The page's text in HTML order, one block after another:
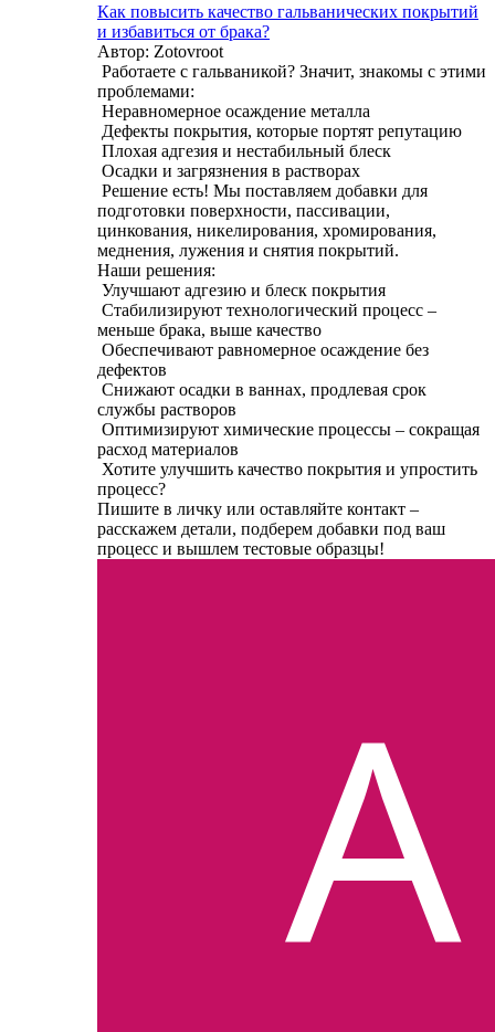
Как повысить качество гальванических покрытий
и избавиться от брака?
Автор: Zotovroot
Работаете с гальваникой? Значит, знакомы с этими
проблемами:
Неравномерное осаждение металла
Дефекты покрытия, которые портят репутацию
Плохая адгезия и нестабильный блеск
Осадки и загрязнения в растворах
Решение есть! Мы поставляем добавки для
подготовки поверхности, пассивации,
цинкования, никелирования, хромирования,
меднения, лужения и снятия покрытий.
Наши решения:
Улучшают адгезию и блеск покрытия
Стабилизируют технологический процесс –
меньше брака, выше качество
Обеспечивают равномерное осаждение без
дефектов
Снижают осадки в ваннах, продлевая срок
службы растворов
Оптимизируют химические процессы – сокращая
расход материалов
Хотите улучшить качество покрытия и упростить
процесс?
Пишите в личку или оставляйте контакт –
расскажем детали, подберем добавки под ваш
процесс и вышлем тестовые образцы!